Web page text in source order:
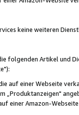
keine weiteren
folgenden Artikel und
auf einer Webseite
„Produktanzeigen"
einer Amazon-